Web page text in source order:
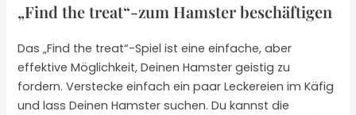
„Find the treat“-zum Hamster beschäftigen
Das „Find the treat“-Spiel ist eine einfache, aber
effektive Möglichkeit, Deinen Hamster geistig zu
fordern. Verstecke einfach ein paar Leckereien im Käfig
und lass Deinen Hamster suchen. Du kannst die